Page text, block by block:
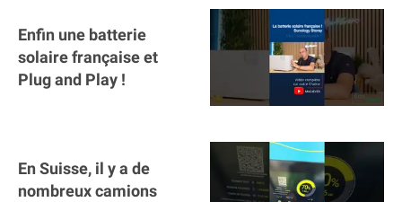
Enfin une batterie
solaire française et
Plug and Play !
En Suisse, il y a de
nombreux camions